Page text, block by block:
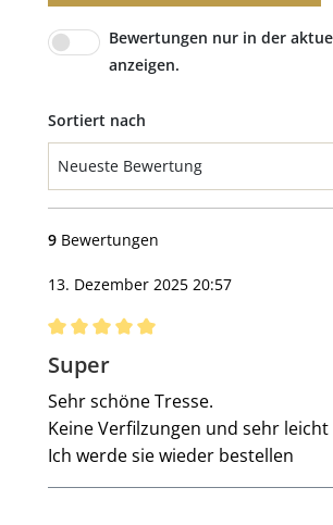
Bewertungen nur in der
anzeigen.
Sortiert nach
9 Bewertungen
13. Dezember 2025 20:57
Bewertung mit 5 von 5 Sternen
Super
Sehr schöne Tresse.
Keine Verfilzungen und sehr
Ich werde sie wieder bestellen